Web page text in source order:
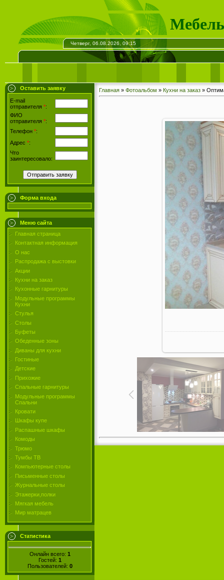
Четверг, 06.08.2026, 09:15
Оставить заявку
E-mail
отправителя *:
ФИО
отправителя *:
Телефон *:
Адрес *:
Что
заинтересовало:
Форма входа
Меню сайта
Главная страница
Контактная информация
О нас
Распродажа с выстовки
Акции
Кухни на заказ
Кухонные гарнитуры
Модульные программы
Кухни
Стулья
Столы
Буфеты
Обеденные зоны
Диваны для кухни
Гостиные
Детские
Прихожие
Спальные гарнитуры
Модульные программы
Спальни
Кровати
Шкафы купе
Распашные шкафы
Комоды
Трюмо
Тумбы ТВ
Компьютерные столы
Письменные столы
Журнальные столы
Этажерки,полки
Мягкая мебель
Мир матрацев
Статистика
Онлайн всего: 1
Гостей: 1
Пользователей: 0
Главная » Фотоальбом » Кухни на заказ »